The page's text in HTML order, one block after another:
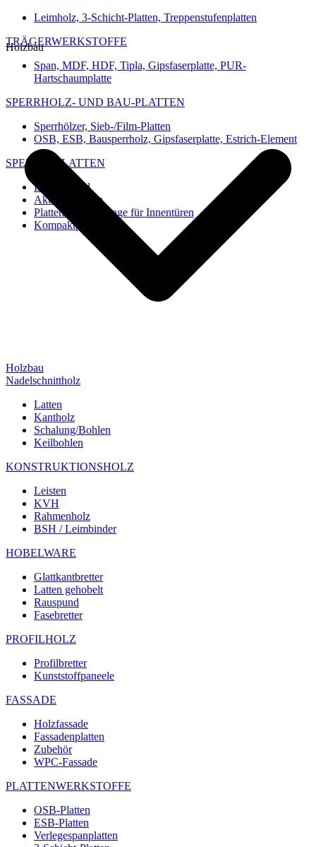
Leimholz, 3-Schicht-Platten, Treppenstufenplatten
TRÄGERWERKSTOFFE
Span, MDF, HDF, Tipla, Gipsfaserplatte, PUR-
Hartschaumplatte
SPERRHOLZ- UND BAU-PLATTEN
Sperrhölzer, Sieb-/Film-Platten
OSB, ESB, Bausperrholz, Gipsfaserplatte, Estrich-Element
SPEZIAL-PLATTEN
Imi-Verbund
Akustik-Platten
Platten und Rohlinge für Innentüren
Kompaktplatten
Holzbau
Holzbau
Nadelschnittholz
Latten
Kantholz
Schalung/Bohlen
Keilbohlen
KONSTRUKTIONSHOLZ
Leisten
KVH
Rahmenholz
BSH / Leimbinder
HOBELWARE
Glattkantbretter
Latten gehobelt
Rauspund
Fasebretter
PROFILHOLZ
Profilbretter
Kunststoffpaneele
FASSADE
Holzfassade
Fassadenplatten
Zubehör
WPC-Fassade
PLATTENWERKSTOFFE
OSB-Platten
ESB-Platten
Verlegespanplatten